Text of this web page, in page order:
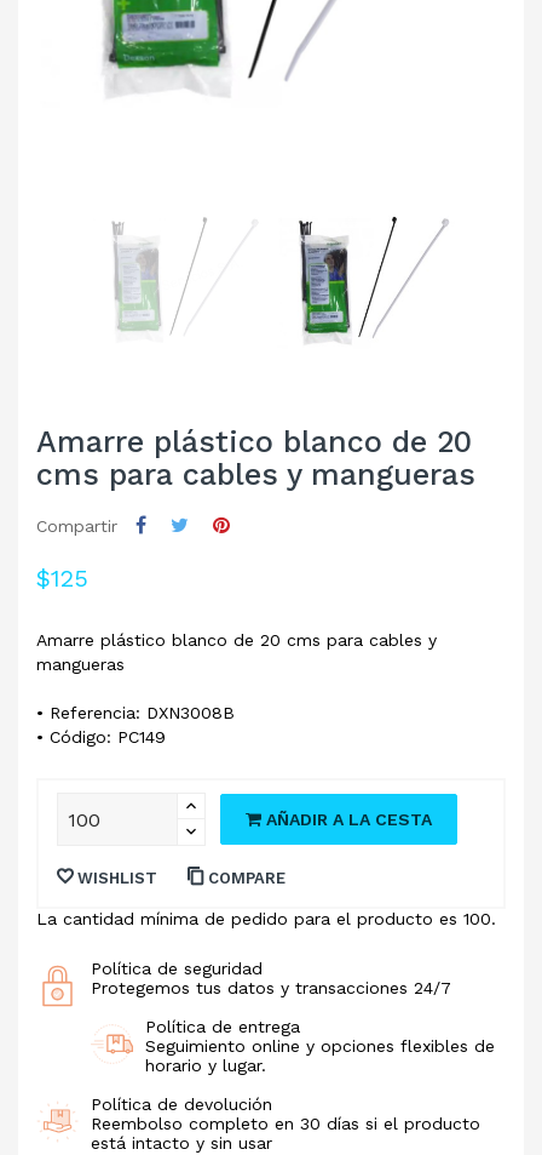
Amarre plástico blanco de 20
cms para cables y mangueras
Compartir
$125
Amarre plástico blanco de 20 cms para cables y
mangueras
• Referencia: DXN3008B
• Código: PC149
AÑADIR A LA CESTA
WISHLIST COMPARE
La cantidad mínima de pedido para el producto es 100.
Política de seguridad
Protegemos tus datos y transacciones 24/7
Política de entrega
Seguimiento online y opciones flexibles de
horario y lugar.
Política de devolución
Reembolso completo en 30 días si el producto
está intacto y sin usar